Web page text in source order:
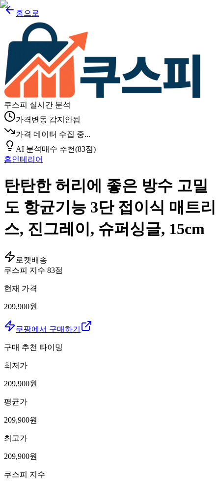
홈으로
쿠스피 실시간 분석
가격변동 감지안됨
가격 데이터 수집 중...
AI 분석매수 추천(83점)
홈인테리어
탄탄한 허리에 좋은 방수 고밀
도 항균기능 3단 접이식 매트리
스, 진그레이, 슈퍼싱글, 15cm
로켓배송
쿠스피 지수 83점
현재 가격
209,900원
쿠팡에서 구매하기
구매 추천 타이밍
최저가
209,900원
평균가
209,900원
최고가
209,900원
쿠스피 지수